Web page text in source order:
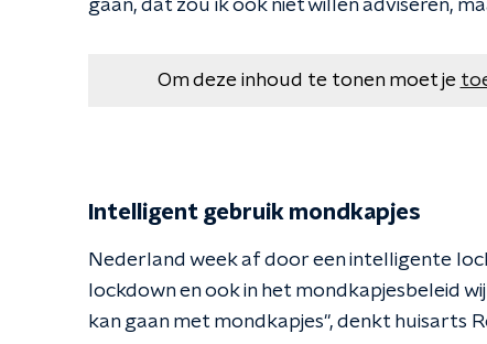
gaan, dat zou ik ook niet willen adviseren,
Om deze inhoud te tonen moet je
Intelligent gebruik mondkapjes
Nederland week af door een intelligente
lockdown en ook in het mondkapjesbeleid
kan gaan met mondkapjes", denkt huisarts